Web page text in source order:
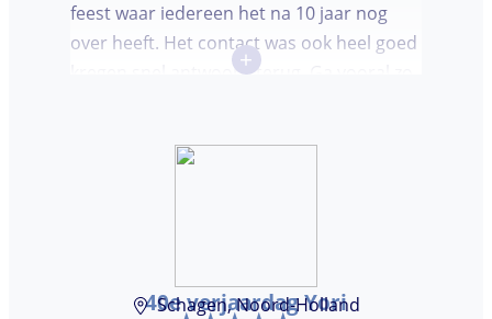
feest waar iedereen het na 10 jaar nog
over heeft. Het contact was ook heel goed
kregen snel antwoord terug. Ga vooral zo
+
40e verjaardag Yori
Schagen, Noord-Holland